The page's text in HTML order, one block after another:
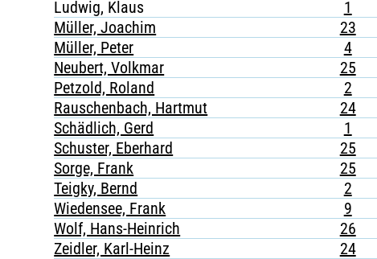
Ludwig, Klaus
1
Müller, Joachim
23
Müller, Peter
4
Neubert, Volkmar
25
Petzold, Roland
2
Rauschenbach, Hartmut
24
Schädlich, Gerd
1
Schuster, Eberhard
25
Sorge, Frank
25
Teigky, Bernd
2
Wiedensee, Frank
9
Wolf, Hans-Heinrich
26
Zeidler, Karl-Heinz
24